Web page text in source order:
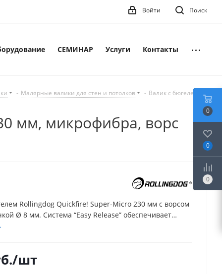
Поиск
Войти
СЕМИНАР Услуги Контакты
- Малярные валики для стен и потолков - Валик с бюгелем
мм, микрофибра, ворс
Rollingdog Quickfire! Super-Micro 230 мм с ворсом
Ø 8 мм. Система “Easy Release” обеспечивает
шубки без загрязнения рук. Эргономичная ручка
/шт
0
0
0